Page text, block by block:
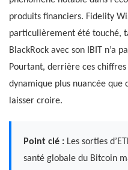
produits financiers. Fidelity
particulièrement été touché,
BlackRock avec son IBIT n’a
Pourtant, derrière ces
dynamique plus nuancée
laisser croire.
Point clé : Les sorties
santé globale du Bitcoin